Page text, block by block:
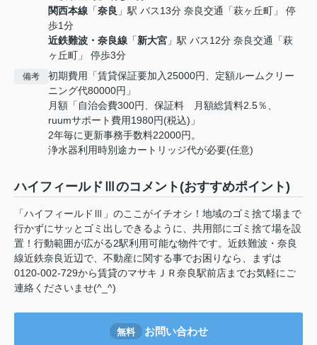
関西本線 「奈良 」駅 バス13分 奈良交通「萩ヶ丘町」 停
歩1分
近鉄難波・奈良線 「新大宮 」駅 バス12分 奈良交通「萩
ヶ丘町」 停歩3分
備考
初期費用「賃貸保証要加入25000円、定額ルームクリー
ニング代80000円」
月額「自治会費300円、保証料 月額総賃料2.5％、
ruumサポート費用1980円(税込)」
2年毎に更新事務手数料22000円。
浄水器利用時別途カートリッジ代が必要(任意)
ハイフィールドⅢのコメント(おすすめポイント)
「ハイフィールドⅢ」のここがイチオシ！地域のゴミ捨て場まで
行かずにサッとゴミ出しできるように、共用部にゴミ捨て場を設
置！行動範囲が広がる2駅利用可能な物件です。近鉄難波・奈良
線近鉄奈良近辺で、不動産に関する事でお困りなら、まずは
0120-002-729から賃貸のマサキＪＲ奈良駅前店までお気軽にご
連絡くださいませ(^_^)
無料 お問い合わせ